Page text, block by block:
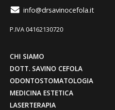
info@drsavinocefola.it
P.IVA 04162130720
CHI SIAMO
DOTT. SAVINO CEFOLA
ODONTOSTOMATOLOGIA
MEDICINA ESTETICA
LASERTERAPIA